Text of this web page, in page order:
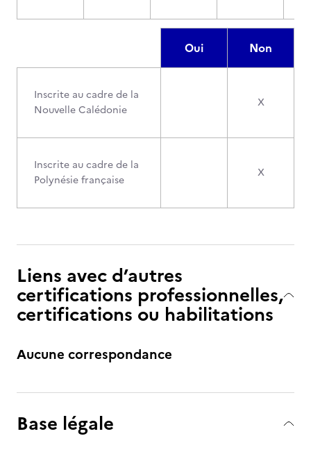
Oui Non
Inscrite au cadre de la
Nouvelle Calédonie
X
Inscrite au cadre de la
Polynésie française
X
Liens avec d’autres
certifications professionnelles,
certifications ou habilitations
Aucune correspondance
Base légale